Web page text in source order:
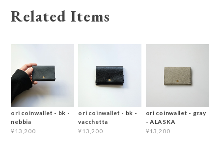
Related Items
ori coinwallet - bk -
nebbia
¥13,200
ori coinwallet - bk -
vacchetta
¥13,200
ori coinwallet - gray
- ALASKA
¥13,200